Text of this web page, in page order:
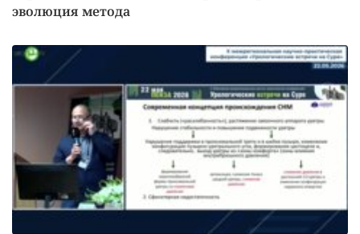
эволюция метода